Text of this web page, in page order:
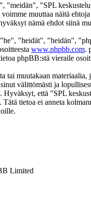
"SPL
muuttaa näitä
nämä ehdot siinä
"he", "heidät", "heidän",
www.phpbb.com.
phpBB:stä vieraile
tai muutakaan
välittömästi ja
että "SPL
tietoa ei anneta
Limited